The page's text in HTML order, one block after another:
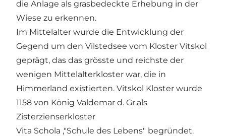
die Anlage als grasbedeckte Erhebung in der
Wiese zu erkennen.
Im Mittelalter wurde die Entwicklung der
Gegend um den Vilstedsee vom Kloster Vitskol
geprägt, das das grösste und reichste der
wenigen Mittelalterkloster war, die in
Himmerland existierten. Vitskol Kloster wurde
1158 von König Valdemar d. Gr.als
Zisterzienserkloster
Vita Schola ,"Schule des Lebens" begründet.